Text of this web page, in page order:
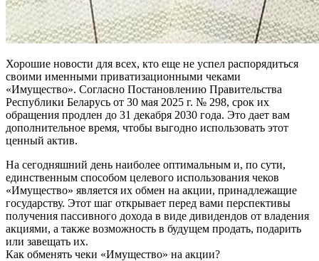
Хорошие новости для всех, кто еще не успел распорядиться
своими именными приватизационными чеками
«Имущество». Согласно Постановлению Правительства
Республики Беларусь от 30 мая 2025 г. № 298, срок их
обращения продлен до 31 декабря 2030 года. Это дает вам
дополнительное время, чтобы выгодно использовать этот
ценный актив.
На сегодняшний день наиболее оптимальным и, по сути,
единственным способом целевого использования чеков
«Имущество» является их обмен на акции, принадлежащие
государству. Этот шаг открывает перед вами перспективы
получения пассивного дохода в виде дивидендов от владения
акциями, а также возможность в будущем продать, подарить
или завещать их.
Как обменять чеки «Имущество» на акции?